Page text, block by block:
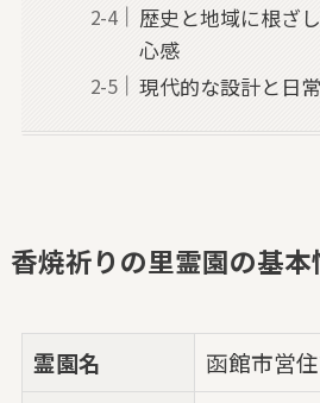
歴史と地域に根ざ
心感
現代的な設計と日
香焼祈りの里霊園の基本
霊園名 函館市営